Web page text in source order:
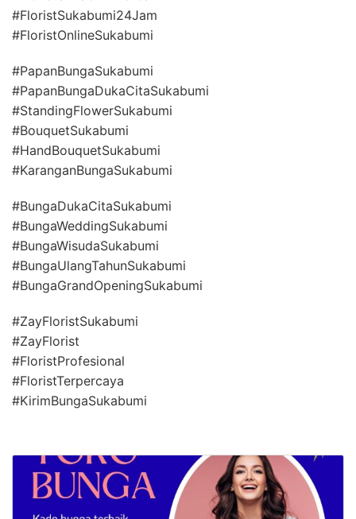
#FloristSukabumi24Jam
#FloristOnlineSukabumi
#PapanBungaSukabumi
#PapanBungaDukaCitaSukabumi
#StandingFlowerSukabumi
#BouquetSukabumi
#HandBouquetSukabumi
#KaranganBungaSukabumi
#BungaDukaCitaSukabumi
#BungaWeddingSukabumi
#BungaWisudaSukabumi
#BungaUlangTahunSukabumi
#BungaGrandOpeningSukabumi
#ZayFloristSukabumi
#ZayFlorist
#FloristProfesional
#FloristTerpercaya
#KirimBungaSukabumi